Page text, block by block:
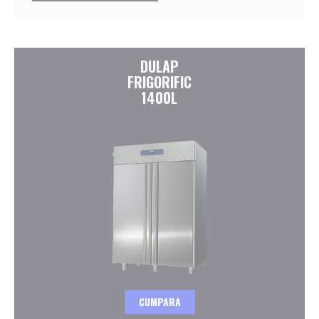
DULAP
FRIGORIFIC
1400L
CUMPARA